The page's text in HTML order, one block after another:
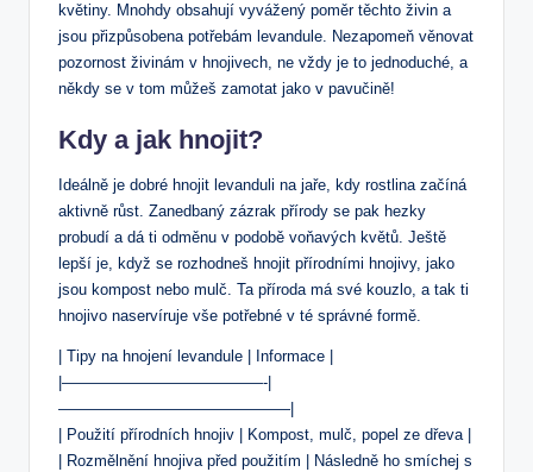
květiny. Mnohdy obsahují vyvážený poměr těchto živin a
jsou přizpůsobena potřebám levandule. Nezapomeň věnovat
pozornost živinám v hnojivech, ne vždy je to jednoduché, a
někdy se v tom můžeš zamotat jako v pavučině!
Kdy a jak hnojit?
Ideálně je dobré hnojit levanduli na jaře, kdy rostlina začíná
aktivně růst. Zanedbaný zázrak přírody se pak hezky
probudí a dá ti odměnu v podobě voňavých květů. Ještě
lepší je, když se rozhodneš hnojit přírodními hnojivy, jako
jsou kompost nebo mulč. Ta příroda má své kouzlo, a tak ti
hnojivo naservíruje vše potřebné v té správné formě.
| Tipy na hnojení levandule | Informace |
|—————————————-|
———————————————|
| Použití přírodních hnojiv | Kompost, mulč, popel ze dřeva |
| Rozmělnění hnojiva před použitím | Následně ho smíchej s